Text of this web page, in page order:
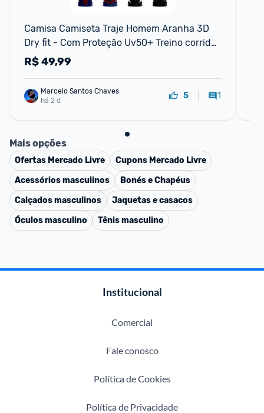
Camisa Camiseta Traje Homem Aranha 3D
Dry fit - Com Proteção Uv50+ Treino corrida
casual Academia (Unissex)
R$49,99
Marcelo Santos Chaves
há 2 d
5 1
Mais opções
Ofertas Mercado Livre Cupons Mercado Livre
Acessórios masculinos
Bonés e Chapéus
Calçados masculinos
Jaquetas e casacos
Óculos masculino
Tênis masculino
Institucional
Comercial
Fale conosco
Política de Cookies
Política de Privacidade